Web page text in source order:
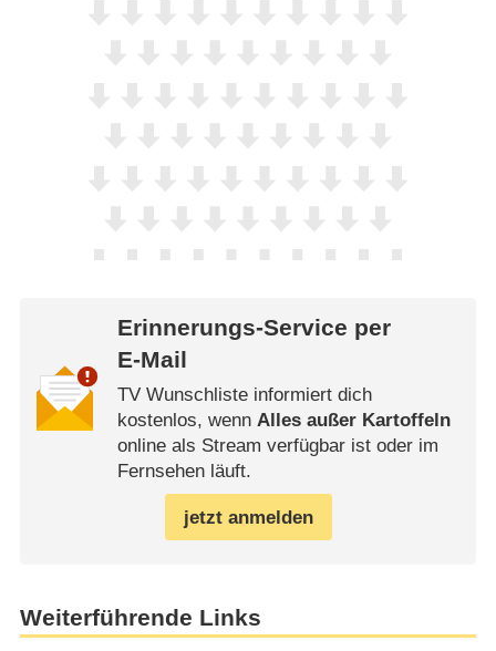
Erinnerungs-Service per
E-Mail
TV Wunschliste informiert dich
kostenlos, wenn Alles außer Kartoffeln
online als Stream verfügbar ist oder im
Fernsehen läuft.
jetzt anmelden
Weiterführende Links